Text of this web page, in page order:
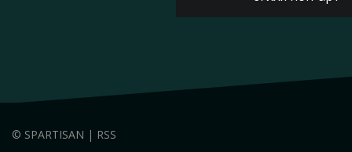
© SPARTISAN | RSS